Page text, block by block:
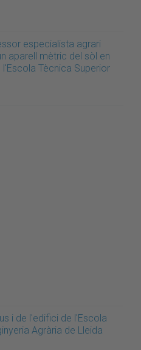
especialista agrari
aparell mètric del sòl en
Tècnica Superior
i de l'edifici de l'Escola
Agrària de Lleida